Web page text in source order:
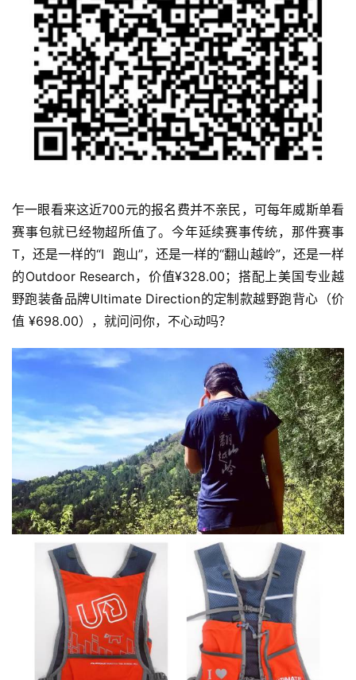
乍一眼看来这近700元的报名费并不亲民，可每年威斯单看
赛事包就已经物超所值了。今年延续赛事传统，那件赛事
T，还是一样的“I  跑山”，还是一样的“翻山越岭”，还是一样
的Outdoor Research，价值¥328.00；搭配上美国专业越
野跑装备品牌Ultimate Direction的定制款越野跑背心（价
值 ¥698.00），就问问你，不心动吗？